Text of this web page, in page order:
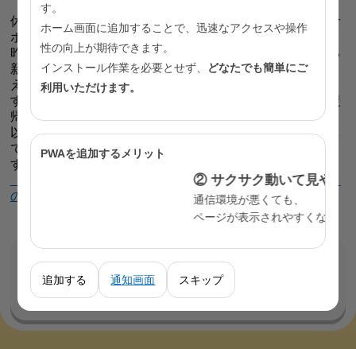
休職している従業員の円滑な職場復帰のためには職場のサ
ポートが大切です。
昨今、テレワークやフレックスタイム制度をはじめとする
新たな働き方の普及に伴い、メンタルヘルスの不調を抱
え、休職に至る事例が増えていることが指摘されていま
す。長期の休職となる場合などは、休職から円滑に職場復
帰するためのリワークプログラムの活用が有効です。
以下の動画では、中部総合精神保健福祉センターで実施し
ているリワークの取組プログラム等について紹介していま
す。ぜひご覧ください。
【動画】中部総合精神保健福祉センターにおけるリワーク
の取組について
お問い合わせ
このページの担当は保健医療局 保健政策部 健康推進
課 自殺総合対策担当です。
す。
ホーム画面に追加することで、迅速なアクセスや操作
性の向上が期待できます。
インストール作業を必要とせず、 どなたでも簡単にご
利用いただけます。
PWAを追加するメリット
② サクサク動いて見やすい
通信環境が悪くても、
ページが表示されやすくなります。
追加する 通知画面 スキップ